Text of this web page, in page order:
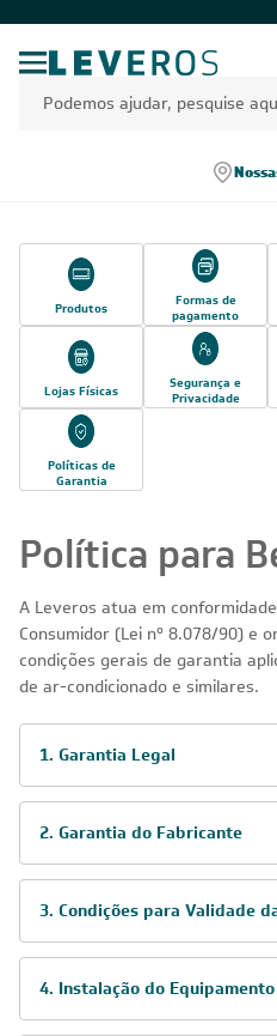
Produtos
Formas de
pagamento
Lojas Físicas
Segurança e
Privacidade
Políticas de
Garantia
Política para
A Leveros atua em
Consumidor (Lei nº 8.078/90) e
condições gerais de garantia
de ar-condicionado e similares.
1. Garantia Legal
2. Garantia do Fabricante
3. Condições para Validade
4. Instalação do Equipamento